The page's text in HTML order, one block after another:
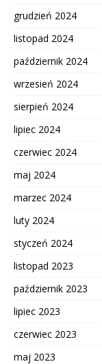
grudzień 2024
listopad 2024
październik 2024
wrzesień 2024
sierpień 2024
lipiec 2024
czerwiec 2024
maj 2024
marzec 2024
luty 2024
styczeń 2024
listopad 2023
październik 2023
lipiec 2023
czerwiec 2023
maj 2023